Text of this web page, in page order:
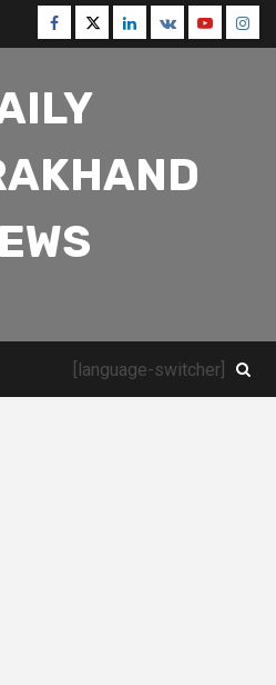
Facebook
TwitterLinkedin
VK Youtube
[language-switcher]